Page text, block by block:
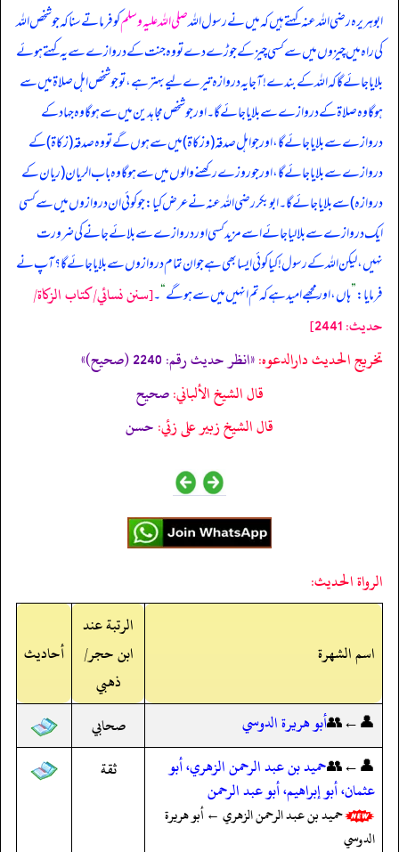
ابوہریرہ رضی الله عنہ کہتے ہیں کہمیں نے رسول اللہصلی اللہ علیہ وسلمکو فرماتے سنا کہ جو شخص اللہ
کی راہ میں چیزوں میں سے کسی چیز کے جوڑے دے تو وہ جنت کے دروازے سے یہ کہتے ہوئے
بلایا جائے گا کہ اللہ کے بندے! آ جا یہ دروازہ تیرے لیے بہتر ہے، تو جو شخص اہل صلاۃ میں سے
ہو گا وہ صلاۃ کے دروازے سے بلایا جائے گا۔ اور جو شخص مجاہدین میں سے ہو گا وہ جہاد کے
دروازے سے بلایا جائے گا، اور جو اہل صدقہ (و زکاۃ) میں سے ہوں گے تو وہ صدقہ (زکاۃ) کے
دروازے سے بلایا جائے گا، اور جو روزے رکھنے والوں میں سے ہو گا وہ باب الریان (ریان کے
دروازہ) سے بلایا جائے گا۔ ابوبکر رضی اللہ عنہ نے عرض کیا: جو کوئی ان دروازوں میں سے کسی
ایک دروازے سے بلا لیا جائے اسے مزید کسی اور دروازے سے بلائے جانے کی ضرورت
نہیں، لیکن اللہ کے رسول! کیا کوئی ایسا بھی ہے جو ان تمام دروازوں سے بلایا جائے گا؟ آپ نے
فرمایا:”ہاں، اور مجھے امید ہے کہ تم انہیں میں سے ہو گے“۔[سنن نسائي/كتاب الزكاة/
حدیث: 2441]
تخریج الحدیث دارالدعوہ:«انظر حدیث رقم: 2240 (صحیح)»
قال الشيخ الألباني:صحيح
قال الشيخ زبير على زئي:حسن
الرواة الحديث:
اسم الشهرة
الرتبة عند
ابن حجر/
ذهبي
أحاديث
👤←👥أبو هريرة الدوسي
صحابي
👤←👥حميد بن عبد الرحمن الزهري، أبو
عثمان، أبو إبراهيم، أبو عبد الرحمن
حميد بن عبد الرحمن الزهري ← أبو هريرة
الدوسي
ثقة